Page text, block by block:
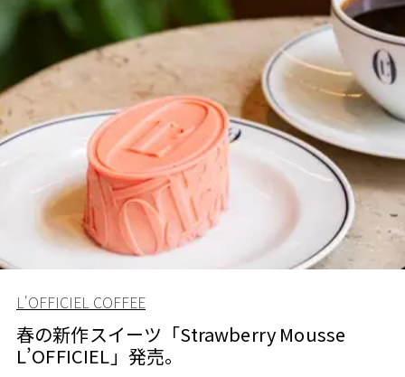
L'OFFICIEL COFFEE
春の新作スイーツ「Strawberry Mousse
L’OFFICIEL」発売。